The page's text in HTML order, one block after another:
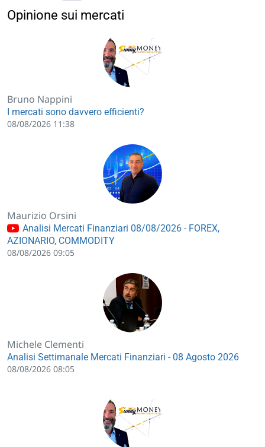
Opinione sui mercati
Bruno Nappini
I mercati sono davvero efficienti?
08/08/2026 11:38
Maurizio Orsini
Analisi Mercati Finanziari 08/08/2026 - FOREX,
AZIONARIO, COMMODITY
08/08/2026 09:05
Michele Clementi
Analisi Settimanale Mercati Finanziari - 08 Agosto 2026
08/08/2026 08:05